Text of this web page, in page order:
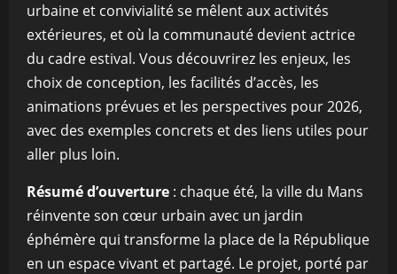
urbaine et convivialité se mêlent aux activités
extérieures, et où la communauté devient actrice
du cadre estival. Vous découvrirez les enjeux, les
choix de conception, les facilités d’accès, les
animations prévues et les perspectives pour 2026,
avec des exemples concrets et des liens utiles pour
aller plus loin.
Résumé d’ouverture : chaque été, la ville du Mans
réinvente son cœur urbain avec un jardin
éphémère qui transforme la place de la République
en un espace vivant et partagé. Le projet, porté par